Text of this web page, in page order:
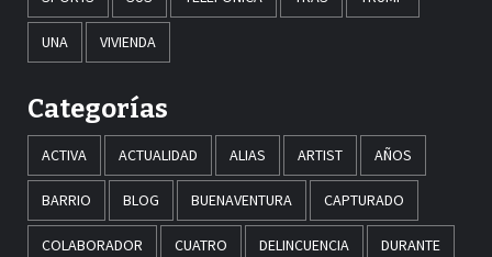
UNA VIVIENDA
Categorías
ACTIVA ACTUALIDAD ALIAS ARTIST AÑOS
BARRIO BLOG BUENAVENTURA CAPTURADO
COLABORADOR CUATRO DELINCUENCIA DURANTE